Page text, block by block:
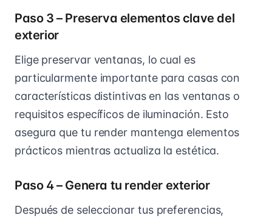
Paso 3 – Preserva elementos clave del
exterior
Elige preservar ventanas, lo cual es
particularmente importante para casas con
características distintivas en las ventanas o
requisitos específicos de iluminación. Esto
asegura que tu render mantenga elementos
prácticos mientras actualiza la estética.
Paso 4 – Genera tu render exterior
Después de seleccionar tus preferencias,